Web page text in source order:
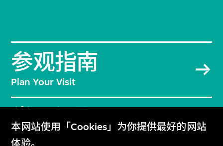
本网站使用「Cookies」为你提供最好的网站
体验。
参观指南
Plan Your Visit
常见问题
Frequently Asked Questions